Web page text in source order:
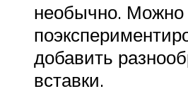
необычно. Можно
добавить
вставки.